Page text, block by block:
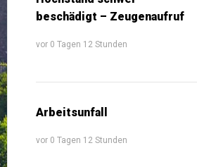
beschädigt – Zeugenaufruf
vor 0 Tagen 12 Stunden
Arbeitsunfall
vor 0 Tagen 12 Stunden